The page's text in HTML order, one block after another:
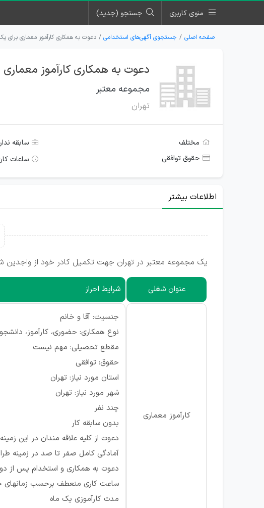
منوی کاربری جستجو (جدید)
صفحه اصلی جستجوی آگهی‌های استخدامی دعوت به همکاری کارآموز معماری برای
دعوت به همکاری کارآموز
مجموعه معتبر
تهران
مختلف
سابقه
حقوق توافقی
ساعات
اطلاعات بیشتر
یک مجموعه معتبر در تهران جهت تکمیل کادر خود از واجدین
عنوان شغلی شرایط احراز
کارآموز معماری
جنسیت: آقا و خانم
نوع همکاری: حضوری، کارآموز، دانشجو
مقطع تحصیلی: مهم نیست
حقوق: توافقی
استان مورد نیاز: تهران
شهر مورد نیاز: تهران
چند نفر
بدون سابقه کار
دعوت از کلیه علاقه مندان در این
آمادگی کامل صفر تا صد در زمینه
دعوت به همکاری و استخدام پس از
ساعت کاری منعطف برحسب
مدت کارآموزی یک ماه